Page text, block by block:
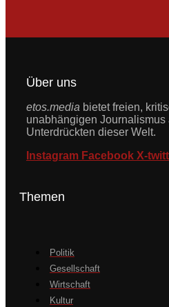
Über uns
etos.media bietet freien,
unabhängigen Journalismus
Unterdrückten dieser Welt.
Instagram Facebook X-
Themen
Politik
Gesellschaft
Wirtschaft
Kultur